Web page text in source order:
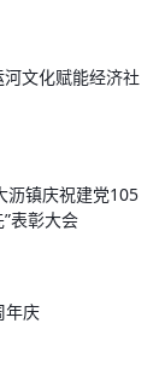
文化赋能经济社
沥镇庆祝建党105
表彰大会
周年庆